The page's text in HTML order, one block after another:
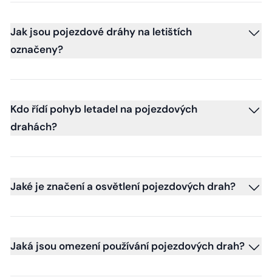
Jak jsou pojezdové dráhy na letištích
označeny?
Kdo řídí pohyb letadel na pojezdových
drahách?
Jaké je značení a osvětlení pojezdových drah?
Jaká jsou omezení používání pojezdových drah?